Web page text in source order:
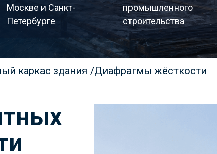
Москве и Санкт-
Петербурге
промышленного
строительства
каркас здания /Диафрагмы жёсткости